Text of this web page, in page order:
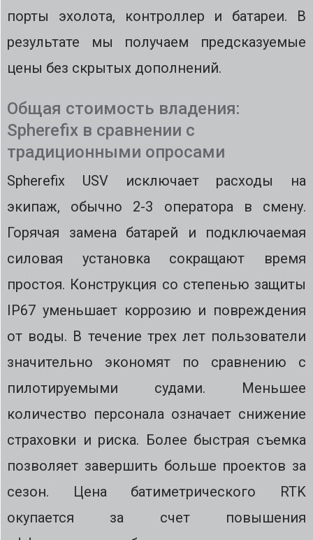
порты эхолота, контроллер и батареи. В
результате мы получаем предсказуемые
цены без скрытых дополнений.
Общая стоимость владения:
Spherefix в сравнении с
традиционными опросами
Spherefix USV исключает расходы на
экипаж, обычно 2-3 оператора в смену.
Горячая замена батарей и подключаемая
силовая установка сокращают время
простоя. Конструкция со степенью защиты
IP67 уменьшает коррозию и повреждения
от воды. В течение трех лет пользователи
значительно экономят по сравнению с
пилотируемыми судами. Меньшее
количество персонала означает снижение
страховки и риска. Более быстрая съемка
позволяет завершить больше проектов за
сезон. Цена батиметрического RTK
окупается за счет повышения